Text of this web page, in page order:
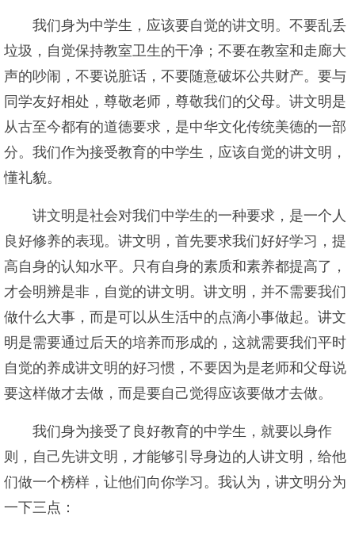
我们身为中学生，应该要自觉的讲文明。不要乱丢
垃圾，自觉保持教室卫生的干净；不要在教室和走廊大
声的吵闹，不要说脏话，不要随意破坏公共财产。要与
同学友好相处，尊敬老师，尊敬我们的父母。讲文明是
从古至今都有的道德要求，是中华文化传统美德的一部
分。我们作为接受教育的中学生，应该自觉的讲文明，
懂礼貌。
讲文明是社会对我们中学生的一种要求，是一个人
良好修养的表现。讲文明，首先要求我们好好学习，提
高自身的认知水平。只有自身的素质和素养都提高了，
才会明辨是非，自觉的讲文明。讲文明，并不需要我们
做什么大事，而是可以从生活中的点滴小事做起。讲文
明是需要通过后天的培养而形成的，这就需要我们平时
自觉的养成讲文明的好习惯，不要因为是老师和父母说
要这样做才去做，而是要自己觉得应该要做才去做。
我们身为接受了良好教育的中学生，就要以身作
则，自己先讲文明，才能够引导身边的人讲文明，给他
们做一个榜样，让他们向你学习。我认为，讲文明分为
一下三点：